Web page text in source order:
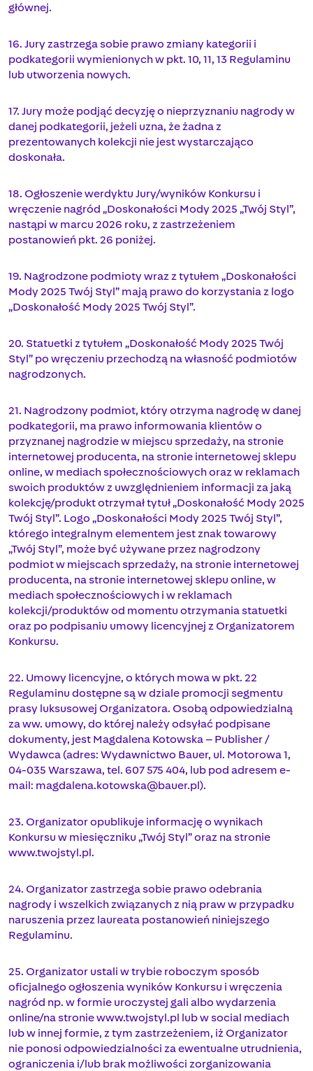
głównej.
16. Jury zastrzega sobie prawo zmiany kategorii i
podkategorii wymienionych w pkt. 10, 11, 13 Regulaminu
lub utworzenia nowych.
17. Jury może podjąć decyzję o nieprzyznaniu nagrody w
danej podkategorii, jeżeli uzna, że żadna z
prezentowanych kolekcji nie jest wystarczająco
doskonała.
18. Ogłoszenie werdyktu Jury/wyników Konkursu i
wręczenie nagród „Doskonałości Mody 2025 „Twój Styl”,
nastąpi w marcu 2026 roku, z zastrzeżeniem
postanowień pkt. 26 poniżej.
19. Nagrodzone podmioty wraz z tytułem „Doskonałości
Mody 2025 Twój Styl” mają prawo do korzystania z logo
„Doskonałość Mody 2025 Twój Styl”.
20. Statuetki z tytułem „Doskonałość Mody 2025 Twój
Styl” po wręczeniu przechodzą na własność podmiotów
nagrodzonych.
21. Nagrodzony podmiot, który otrzyma nagrodę w danej
podkategorii, ma prawo informowania klientów o
przyznanej nagrodzie w miejscu sprzedaży, na stronie
internetowej producenta, na stronie internetowej sklepu
online, w mediach społecznościowych oraz w reklamach
swoich produktów z uwzględnieniem informacji za jaką
kolekcję/produkt otrzymał tytuł „Doskonałość Mody 2025
Twój Styl”. Logo „Doskonałości Mody 2025 Twój Styl”,
którego integralnym elementem jest znak towarowy
„Twój Styl”, może być używane przez nagrodzony
podmiot w miejscach sprzedaży, na stronie internetowej
producenta, na stronie internetowej sklepu online, w
mediach społecznościowych i w reklamach
kolekcji/produktów od momentu otrzymania statuetki
oraz po podpisaniu umowy licencyjnej z Organizatorem
Konkursu.
22. Umowy licencyjne, o których mowa w pkt. 22
Regulaminu dostępne są w dziale promocji segmentu
prasy luksusowej Organizatora. Osobą odpowiedzialną
za ww. umowy, do której należy odsyłać podpisane
dokumenty, jest Magdalena Kotowska – Publisher /
Wydawca (adres: Wydawnictwo Bauer, ul. Motorowa 1,
04-035 Warszawa, tel. 607 575 404, lub pod adresem e-
mail: magdalena.kotowska@bauer.pl).
23. Organizator opublikuje informację o wynikach
Konkursu w miesięczniku „Twój Styl” oraz na stronie
www.twojstyl.pl.
24. Organizator zastrzega sobie prawo odebrania
nagrody i wszelkich związanych z nią praw w przypadku
naruszenia przez laureata postanowień niniejszego
Regulaminu.
25. Organizator ustali w trybie roboczym sposób
oficjalnego ogłoszenia wyników Konkursu i wręczenia
nagród np. w formie uroczystej gali albo wydarzenia
online/na stronie www.twojstyl.pl lub w social mediach
lub w innej formie, z tym zastrzeżeniem, iż Organizator
nie ponosi odpowiedzialności za ewentualne utrudnienia,
ograniczenia i/lub brak możliwości zorganizowania